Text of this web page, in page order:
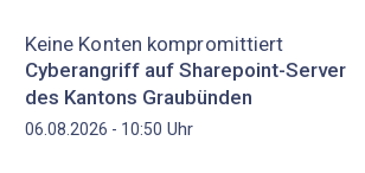
Keine Konten kompromittiert
Cyberangriff auf Sharepoint-Server
des Kantons Graubünden
06.08.2026 - 10:50 Uhr